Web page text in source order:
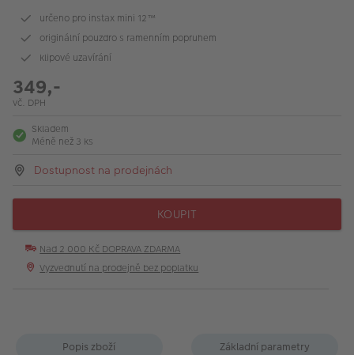
určeno pro instax mini 12™
originální pouzdro s ramenním popruhem
klipové uzavírání
349,-
vč. DPH
Skladem
Méně než 3 ks
Dostupnost na prodejnách
KOUPIT
Nad 2 000 Kč DOPRAVA ZDARMA
Vyzvednutí na prodejně bez poplatku
Popis zboží Základní parametry